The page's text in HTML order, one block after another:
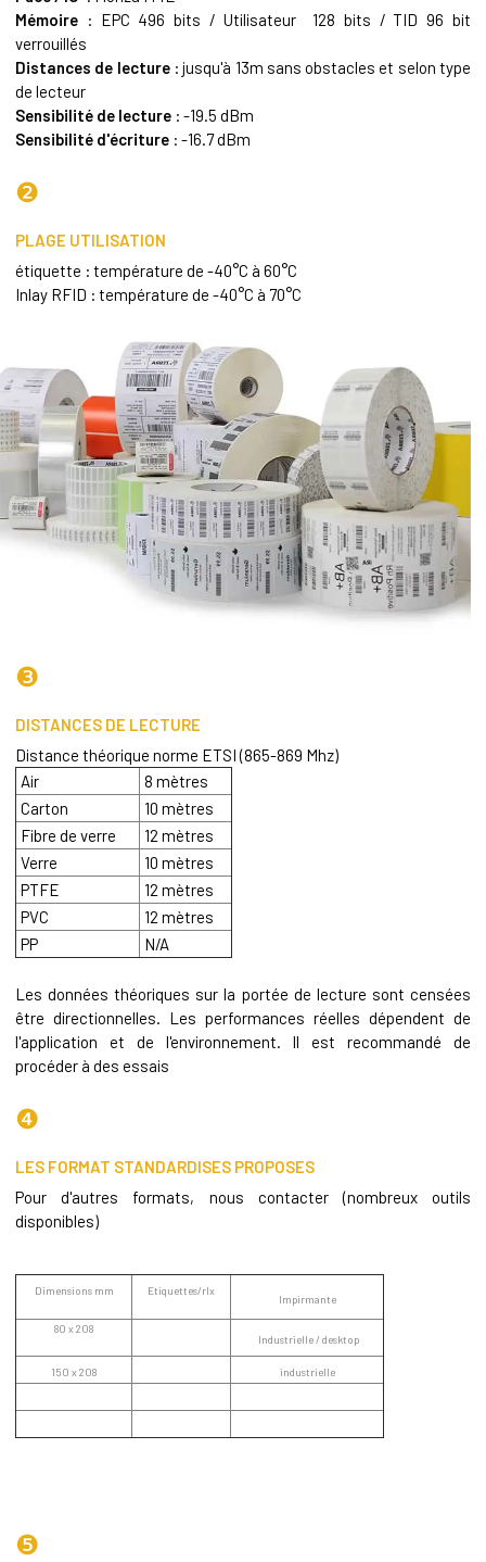
Mémoire : EPC 496 bits / Utilisateur 128 bits / TID 96 bit
verrouillés
Distances de lecture: jusqu'à 13m sans obstacles et selon type
de lecteur
Sensibilité de lecture : -19.5 dBm
Sensibilité d'écriture : -16.7 dBm
❷
PLAGE UTILISATION
étiquette : température de -40°C à 60°C
Inlay RFID : température de -40°C à 70°C
❸
DISTANCES DE LECTURE
Distance théorique norme ETSI (865-869 Mhz)
Air
8 mètres
Carton
10 mètres
Fibre de verre
12 mètres
Verre
10 mètres
PTFE
12 mètres
PVC
12 mètres
PP
N/A
Les données théoriques sur la portée de lecture sont censées
être directionnelles. Les performances réelles dépendent de
l'application et de l'environnement. Il est recommandé de
procéder à des essais
❹
LES FORMAT STANDARDISES PROPOSES
Pour d'autres formats, nous contacter (nombreux outils
disponibles)
Dimensions mm Etiquettes/rlx
Impirmante
80 x 208
Industrielle / desktop
150 x 208 industrielle
❺